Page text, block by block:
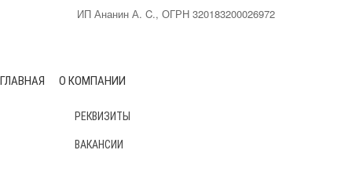
ИП Ананин А. C., ОГРН 320183200026972
ГЛАВНАЯ О КОМПАНИИ
РЕКВИЗИТЫ
ВАКАНСИИ